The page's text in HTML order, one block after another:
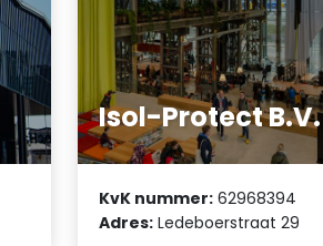
Isol-Protect B.V.
KvK nummer: 62968394
Adres: Ledeboerstraat 29